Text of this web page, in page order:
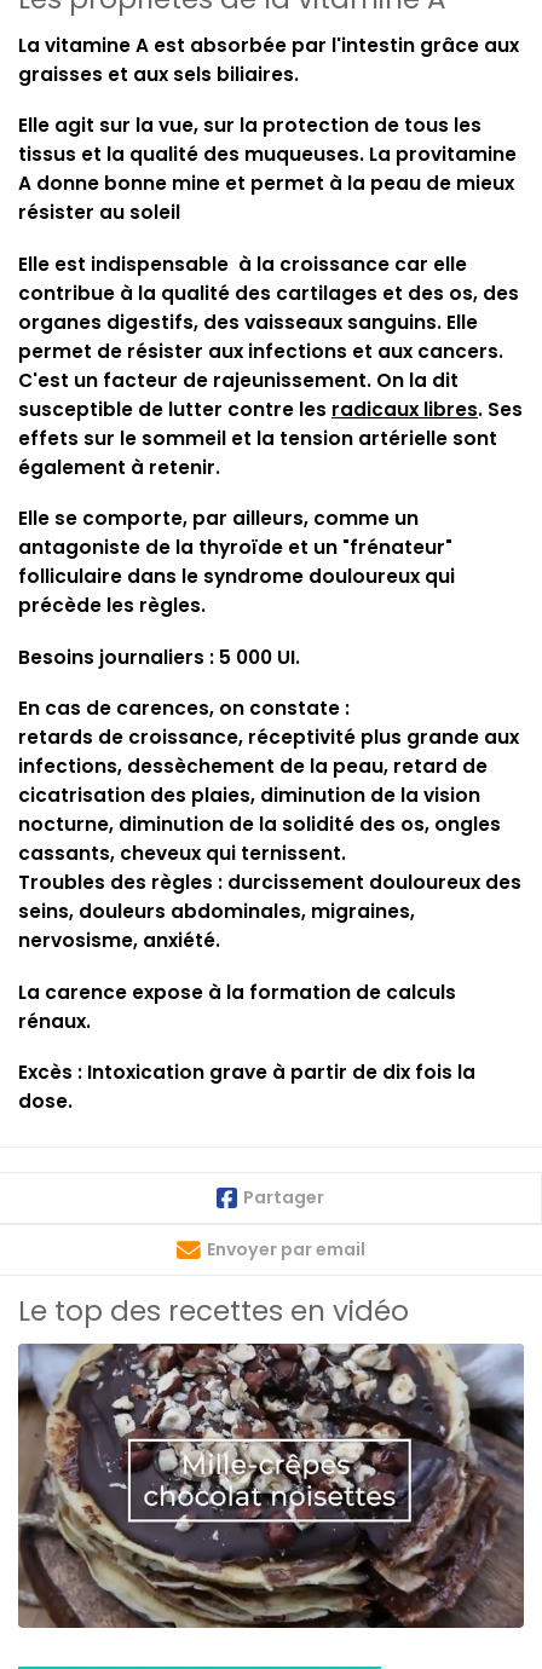
La vitamine A est absorbée par l'intestin grâce aux
graisses et aux sels biliaires.
Elle agit sur la vue, sur la protection de tous les
tissus et la qualité des muqueuses. La provitamine
A donne bonne mine et permet à la peau de mieux
résister au soleil
Elle est indispensable à la croissance car elle
contribue à la qualité des cartilages et des os, des
organes digestifs, des vaisseaux sanguins. Elle
permet de résister aux infections et aux cancers.
C'est un facteur de rajeunissement. On la dit
susceptible de lutter contre les radicaux libres. Ses
effets sur le sommeil et la tension artérielle sont
également à retenir.
Elle se comporte, par ailleurs, comme un
antagoniste de la thyroïde et un "frénateur"
folliculaire dans le syndrome douloureux qui
précède les règles.
Besoins journaliers : 5 000 UI.
En cas de carences, on constate :
retards de croissance, réceptivité plus grande aux
infections, dessèchement de la peau, retard de
cicatrisation des plaies, diminution de la vision
nocturne, diminution de la solidité des os, ongles
cassants, cheveux qui ternissent.
Troubles des règles : durcissement douloureux des
seins, douleurs abdominales, migraines,
nervosisme, anxiété.
La carence expose à la formation de calculs
rénaux.
Excès : Intoxication grave à partir de dix fois la
dose.
Partager
Envoyer par email
Le top des recettes en vidéo